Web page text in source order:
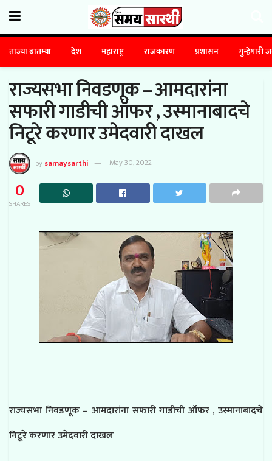
ताज्या बातम्या देश महाराष्ट्र राजकारण प्रशासन गुन्हेगारी
राज्यसभा निवडणूक – आमदारांना
सफारी गाडीची ऑफर , उस्मानाबादचे
निटूरे करणार उमेदवारी दाखल
bysamaysarthi May 30, 2022
0
SHARES
राज्यसभा निवडणूक – आमदारांना सफारी गाडीची ऑफर , उस्मानाबादचे
निटूरे करणार उमेदवारी दाखल